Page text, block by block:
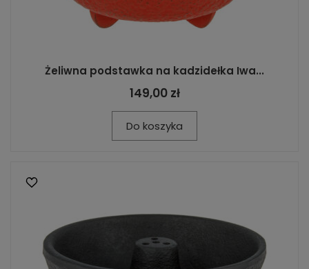
Żeliwna podstawka na kadzidełka Iwa...
149,00 zł
Do koszyka